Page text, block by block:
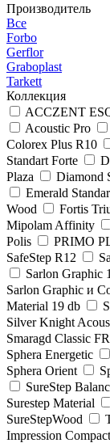
Производитель
Все
Forbo
Gerflor
Graboplast
Tarkett
Коллекция
ACCZENT
Acoustic Pro
Colorex Plus R10
Standart Forte
Plaza
Diamond
Emerald
Wood
Fortis
Mipolam Affinity
Polis
PRIMO
SafeStep R12
Sarlon Graphic
Sarlon Graphic и
Material 19 db
Silver Knight
Smaragd Classic FR
Sphera Energetic
Sphera Orient
SureStep
Surestep Material
SureStepWood
Impression Compact